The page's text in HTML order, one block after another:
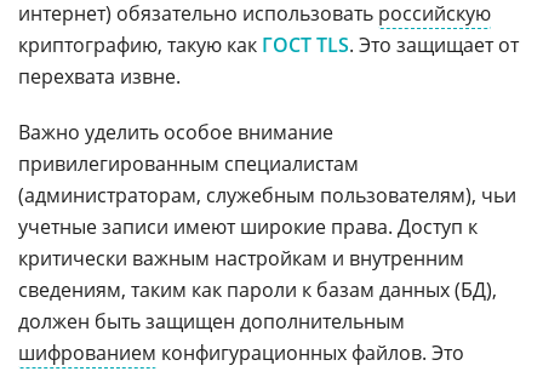
интернет) обязательно использовать российскую
криптографию, такую как ГОСТ TLS. Это защищает от
перехвата извне.
Важно уделить особое внимание
привилегированным специалистам
(администраторам, служебным пользователям), чьи
учетные записи имеют широкие права. Доступ к
критически важным настройкам и внутренним
сведениям, таким как пароли к базам данных (БД),
должен быть защищен дополнительным
шифрованием конфигурационных файлов. Это